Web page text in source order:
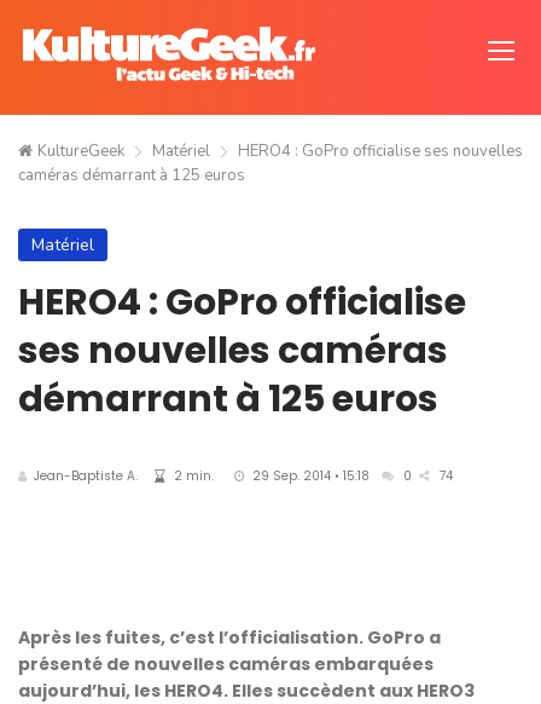
KultureGeek Matériel
HERO4 : GoPro officialise ses nouvelles
caméras démarrant à 125 euros
Matériel
HERO4 : GoPro officialise
ses nouvelles caméras
démarrant à 125 euros
Jean-Baptiste A. 2 min. 29 Sep. 2014 • 15:18 0 74
Après les fuites, c’est l’officialisation. GoPro a
présenté de nouvelles caméras embarquées
aujourd’hui, les HERO4. Elles succèdent aux HERO3